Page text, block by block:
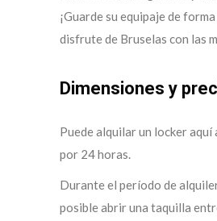
¡Guarde su equipaje de
disfrute de Bruselas con las
Dimensiones y
Puede alquilar un locker aquí
por 24 horas.
Durante el período de
posible abrir una taquilla